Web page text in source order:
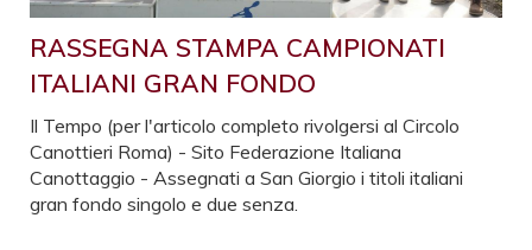
RASSEGNA STAMPA CAMPIONATI
ITALIANI GRAN FONDO
Il Tempo (per l'articolo completo rivolgersi al Circolo
Canottieri Roma) - Sito Federazione Italiana
Canottaggio - Assegnati a San Giorgio i titoli italiani
gran fondo singolo e due senza.